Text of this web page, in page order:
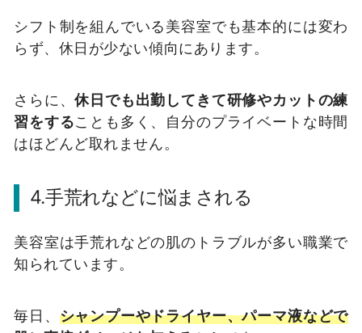
シフト制を組んでいる美容室でも基本的には変わ
らず、休日が少ない傾向にあります。
さらに、休日でも出勤してきて研修やカットの練
習をすることも多く、自分のプライベートな時間
はほどんど取れません。
4.手荒れなどに悩まされる
美容室は手荒れなどの肌のトラブルが多い職業で
知られています。
毎日、 シャンプーやドライヤー、パーマ液などで